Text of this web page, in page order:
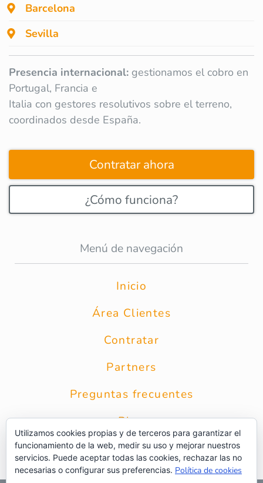
Barcelona
Sevilla
Presencia internacional: gestionamos el cobro en
Portugal, Francia e
Italia con gestores resolutivos sobre el terreno,
coordinados desde España.
Contratar ahora
¿Cómo funciona?
Menú de navegación
Inicio
Área Clientes
Contratar
Partners
Preguntas frecuentes
Blog
Contacto
Utilizamos cookies propias y de terceros para garantizar el
funcionamiento de la web, medir su uso y mejorar nuestros
servicios. Puede aceptar todas las cookies, rechazar las no
necesarias o configurar sus preferencias. Política de cookies